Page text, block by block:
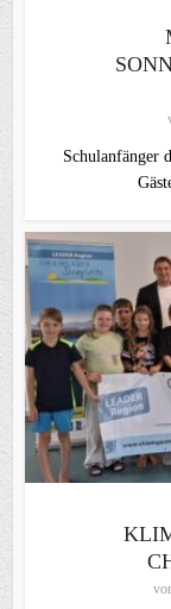
Schulanfänger